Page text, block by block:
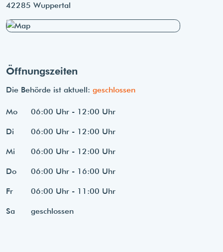
42285 Wuppertal
Öffnungszeiten
Die Behörde ist aktuell: geschlossen
Mo 06:00 Uhr - 12:00 Uhr
Di 06:00 Uhr - 12:00 Uhr
Mi 06:00 Uhr - 12:00 Uhr
Do 06:00 Uhr - 16:00 Uhr
Fr 06:00 Uhr - 11:00 Uhr
Sa geschlossen